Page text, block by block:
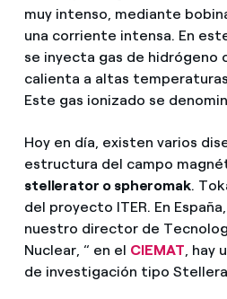
muy intenso, mediante
una corriente intensa. En
se inyecta gas de hidrógeno
calienta a altas
Este gas ionizado se
Hoy en día, existen varios
estructura del campo
stellerator o spheromak.
del proyecto ITER. En
nuestro director de
Nuclear, “ en el CIEMAT ,
de investigación tipo